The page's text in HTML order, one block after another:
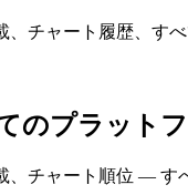
チャート履歴、すべ
のプラット
チャート順位 — す